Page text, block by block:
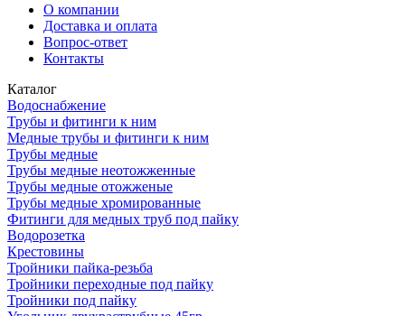
О компании
Доставка и оплата
Вопрос-ответ
Контакты
Каталог
Водоснабжение
Трубы и фитинги к ним
Медные трубы и фитинги к ним
Трубы медные
Трубы медные неотожженные
Трубы медные отожженые
Трубы медные хромированные
Фитинги для медных труб под пайку
Водорозетка
Крестовины
Тройники пайка-резьба
Тройники переходные под пайку
Тройники под пайку